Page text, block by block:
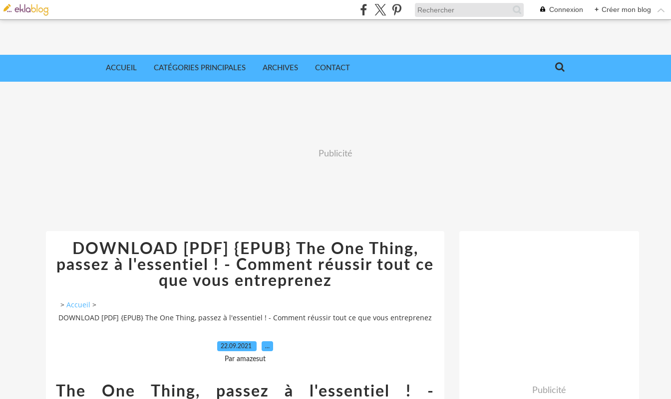
Connexion + Créer mon blog
ACCUEIL CATÉGORIES PRINCIPALES ARCHIVES CONTACT
Publicité
DOWNLOAD [PDF] {EPUB} The One Thing,
passez à l'essentiel ! - Comment réussir tout ce
que vous entreprenez
> Accueil >
DOWNLOAD [PDF] {EPUB} The One Thing, passez à l'essentiel ! - Comment réussir tout ce que vous entreprenez
22.09.2021 …
Par amazesut
The One Thing, passez à l'essentiel ! -
Publicité